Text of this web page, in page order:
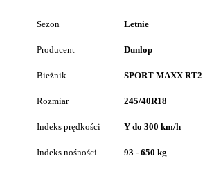
Sezon Letnie
Producent Dunlop
Bieżnik SPORT MAXX RT2
Rozmiar 245/40R18
Indeks prędkości Y do 300 km/h
Indeks nośności 93 - 650 kg